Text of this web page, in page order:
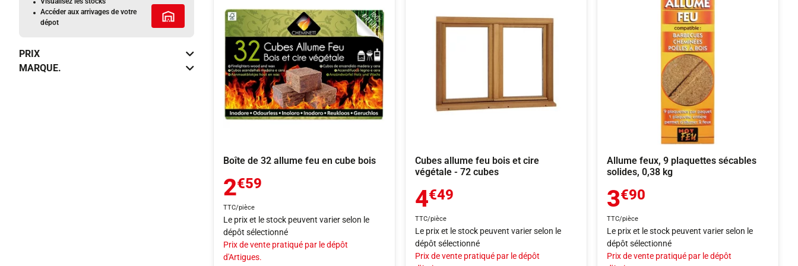
Accéder aux arrivages de votre
dépot
Tous les services
PRIX
MARQUE.
Boîte de 32 allume feu en cube bois
2€59
TTC/pièce
Le prix et le stock peuvent varier selon le
dépôt sélectionné
Prix de vente pratiqué par le dépôt
d'Artigues.
Cubes allume feu bois et cire
végétale - 72 cubes
4€49
TTC/pièce
Le prix et le stock peuvent varier selon le
dépôt sélectionné
Prix de vente pratiqué par le dépôt
Allume feux, 9 plaquettes sécables
solides, 0,38 kg
3€90
TTC/pièce
Le prix et le stock peuvent varier selon le
dépôt sélectionné
Prix de vente pratiqué par le dépôt